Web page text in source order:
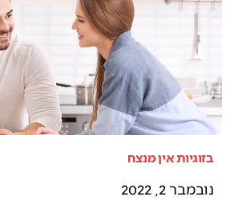
בזוגיות אין מנצח
נובמבר 2, 2022